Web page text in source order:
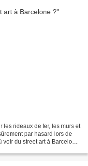
les rideaux de fer, les murs et
par hasard lors de
du street art à Barcelone